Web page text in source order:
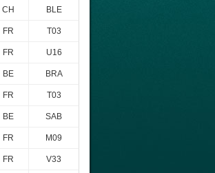
CH BLE
FR T03
FR U16
BE BRA
FR T03
BE SAB
FR M09
FR V33